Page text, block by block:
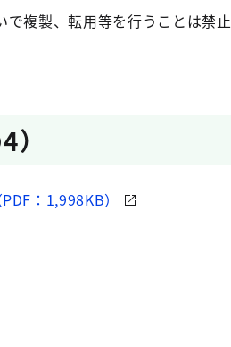
複製、転用等を行うことは禁止
：1,998KB）